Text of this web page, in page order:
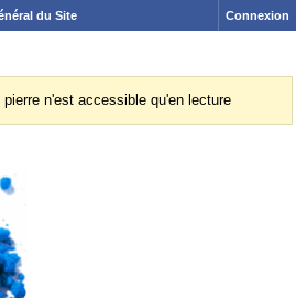
du Site Connexion
n'est accessible qu'en lecture